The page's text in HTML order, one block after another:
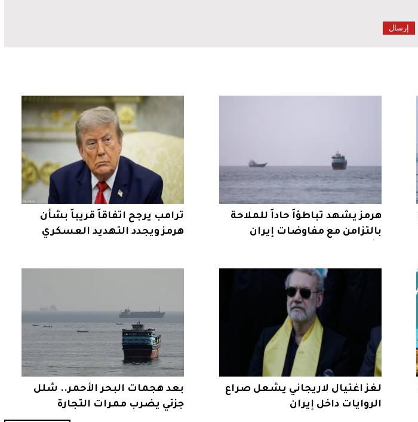
هرمز يشهد تباطؤاً حاداً للملاحة
بالتزامن مع مفاوضات إيران
ترامب يرجح اتفاقاً قريباً بشأن
هرمز ويجدد التهديد العسكري
لغز اغتيال لاريجاني يشعل صراع
الروايات داخل إيران
بعد هجمات البحر الأحمر.. شلل
جزئي يضرب ممرات التجارة